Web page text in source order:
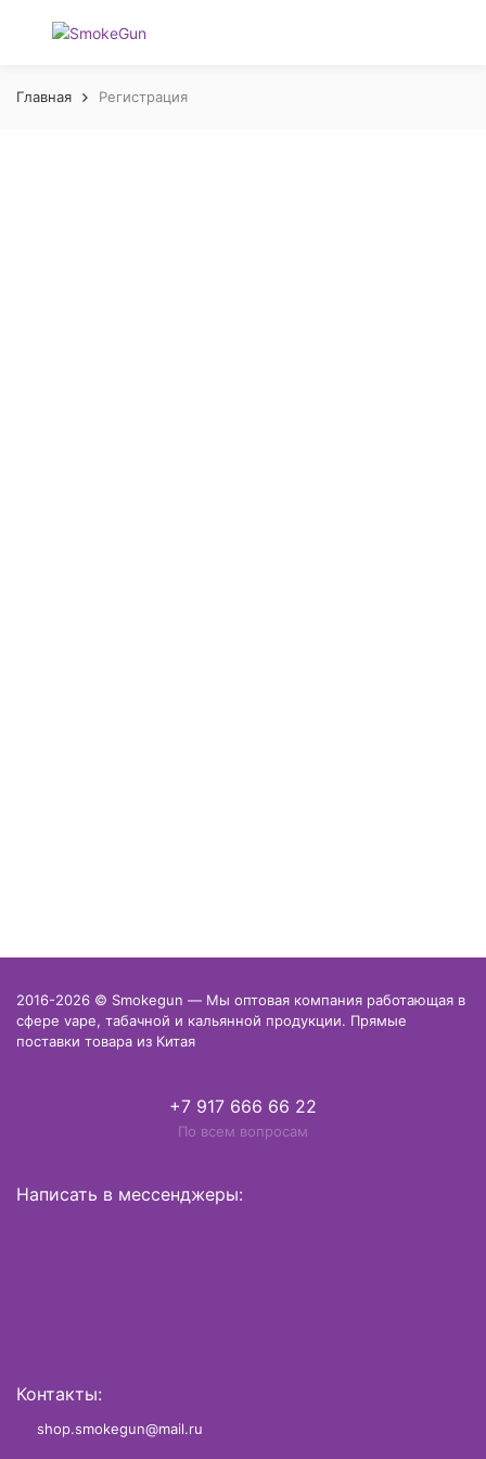
Главная Регистрация
2016-2026 © Smokegun — Мы оптовая компания работающая в
сфере vape, табачной и кальянной продукции. Прямые
поставки товара из Китая
+7 917 666 66 22
По всем вопросам
Написать в мессенджеры:
Контакты:
shop.smokegun@mail.ru